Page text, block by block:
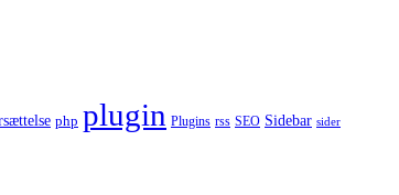
php plugin Plugins rss SEO Sidebar sider